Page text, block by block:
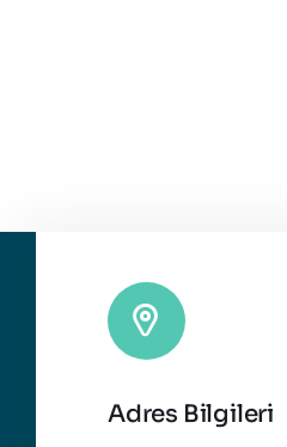
Adres Bilgileri